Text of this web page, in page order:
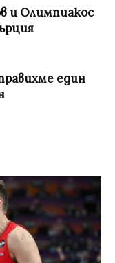
и Олимпиакос
един